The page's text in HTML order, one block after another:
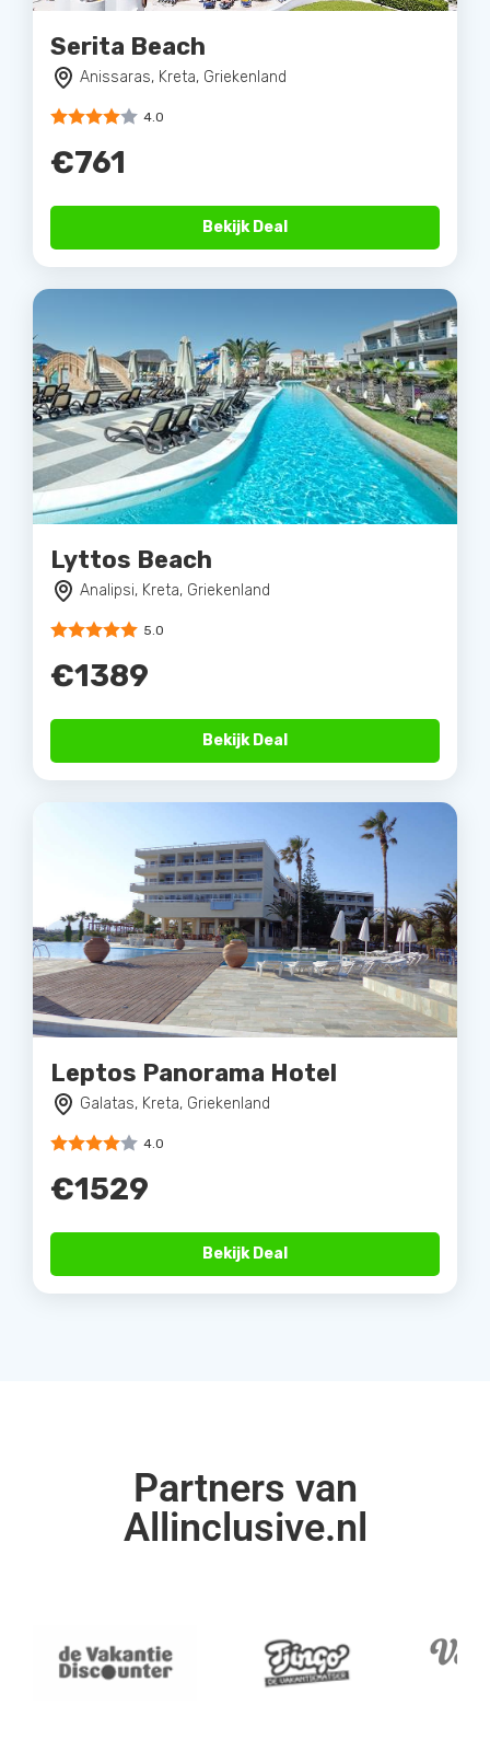
Serita Beach
Anissaras, Kreta, Griekenland
4.0
€761
Bekijk Deal
Lyttos Beach
Analipsi, Kreta, Griekenland
5.0
€1389
Bekijk Deal
Leptos Panorama Hotel
Galatas, Kreta, Griekenland
4.0
€1529
Bekijk Deal
Partners van
Allinclusive.nl